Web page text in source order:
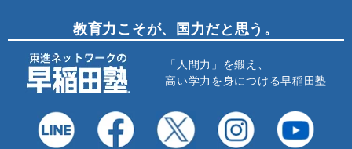
教育力こそが、国力だと思う。
「人間力」を鍛え、
高い学力を身につける早稲田塾